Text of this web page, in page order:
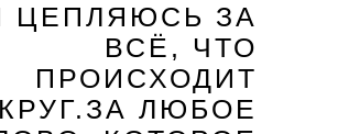
ЦЕПЛЯЮСЬ ЗА
ВСЁ, ЧТО
ПРОИСХОДИТ
ЛЮБОЕ